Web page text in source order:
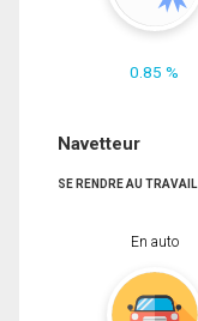
0.85 %
Navetteur
SE RENDRE AU TRAVAIL
En auto